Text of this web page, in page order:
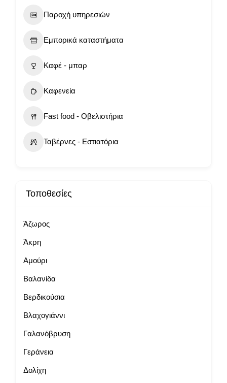
Παροχή υπηρεσιών
Εμπορικά καταστήματα
Καφέ - μπαρ
Καφενεία
Fast food - Οβελιστήρια
Ταβέρνες - Εστιατόρια
Τοποθεσίες
Άζωρος
Άκρη
Αμούρι
Βαλανίδα
Βερδικούσια
Βλαχογιάννι
Γαλανόβρυση
Γεράνεια
Δολίχη